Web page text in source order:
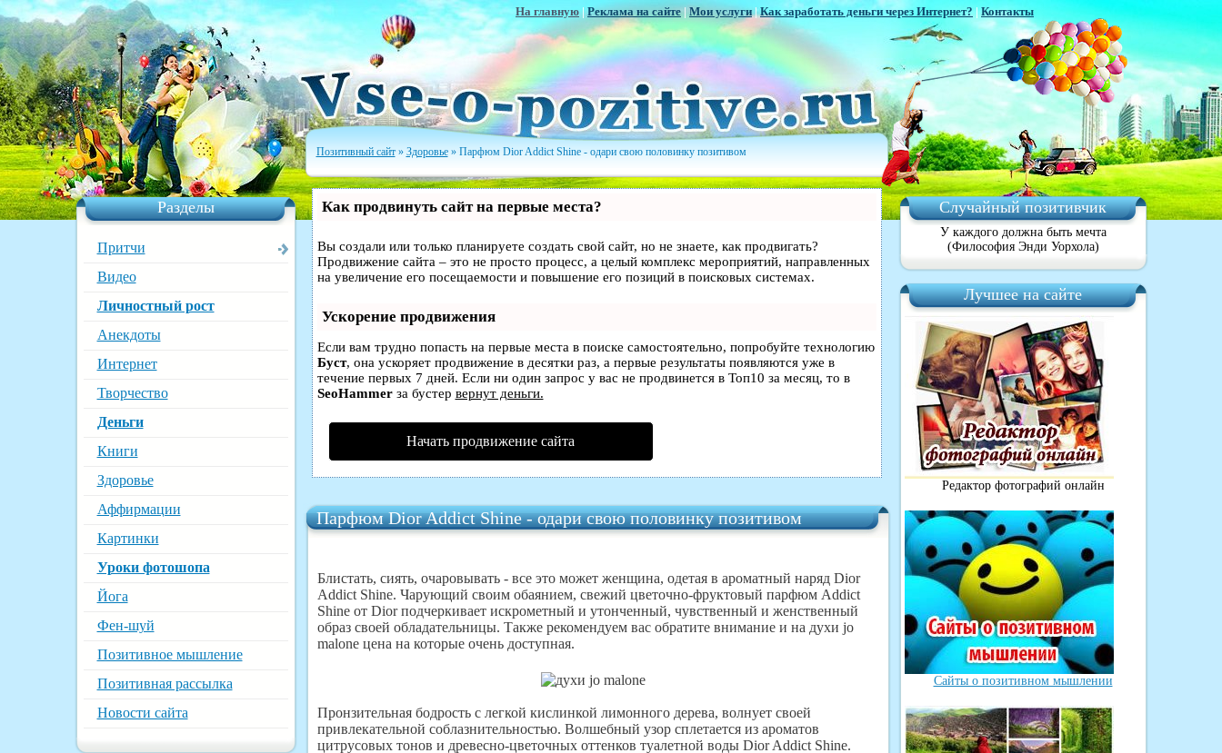
На главную |Реклама на сайте | Мои услуги|Как заработать деньги через Интернет?|Контакты
Разделы
Притчи
Видео
Личностный рост
Анекдоты
Интернет
Творчество
Деньги
Книги
Здоровье
Аффирмации
Картинки
Уроки фотошопа
Йога
Фен-шуй
Позитивное мышление
Позитивная рассылка
Новости сайта
Позитивный сайт» Здоровье» Парфюм Dior Addict Shine - одари свою половинку позитивом
Как продвинуть сайт на первые места?
Вы создали или только планируете создать свой сайт, но не знаете, как продвигать?
Продвижение сайта – это не просто процесс, а целый комплекс мероприятий, направленных
на увеличение его посещаемости и повышение его позиций в поисковых системах.
Ускорение продвижения
Если вам трудно попасть на первые места в поиске самостоятельно, попробуйте технологию
Буст, она ускоряет продвижение в десятки раз, а первые результаты появляются уже в
течение первых 7 дней. Если ни один запрос у вас не продвинется в Топ10 за месяц, то в
SeoHammerза бустер вернут деньги.
Начать продвижение сайта
Парфюм Dior Addict Shine - одари свою половинку позитивом
Блистать, сиять, очаровывать - все это может женщина, одетая в ароматный наряд Dior
Addict Shine. Чарующий своим обаянием, свежий цветочно-фруктовый парфюм Addict
Shine от Dior подчеркивает искрометный и утонченный, чувственный и женственный
образ своей обладательницы. Также рекомендуем вас обратите внимание и на духи jo
malone цена на которые очень доступная.
Пронзительная бодрость с легкой кислинкой лимонного дерева, волнует своей
привлекательной соблазнительностью. Волшебный узор сплетается из ароматов
цитрусовых тонов и древесно-цветочных оттенков туалетной воды Dior Addict Shine.
Случайный позитивчик
У каждого должна быть мечта
(Философия Энди Уорхола)
Лучшее на сайте
Редактор фотографий онлайн
Сайты о позитивном мышлении